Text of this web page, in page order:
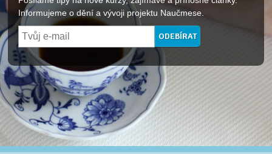
Informujeme o dění a vývoji projektu Naučmese.